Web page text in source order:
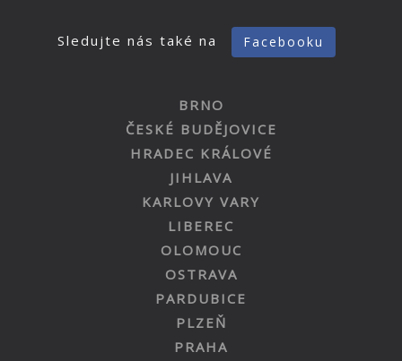
Sledujte nás také na Facebooku
BRNO
ČESKÉ BUDĚJOVICE
HRADEC KRÁLOVÉ
JIHLAVA
KARLOVY VARY
LIBEREC
OLOMOUC
OSTRAVA
PARDUBICE
PLZEŇ
PRAHA